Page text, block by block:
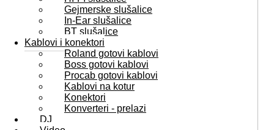
Gejmerske slušalice
In-Ear slušalice
BT slušalice
Kablovi i konektori
Roland gotovi kablovi
Boss gotovi kablovi
Procab gotovi kablovi
Kablovi na kotur
Konektori
Konverteri - prelazi
DJ